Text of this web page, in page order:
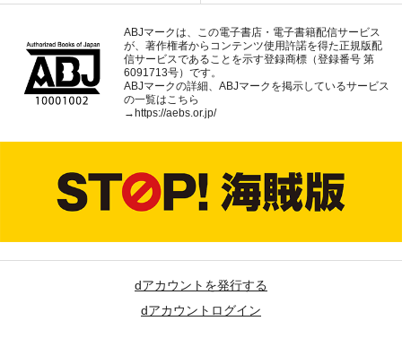
ABJマークは、この電子書店・電子書籍配信サービス
が、著作権者からコンテンツ使用許諾を得た正規版配
信サービスであることを示す登録商標（登録番号 第
6091713号）です。
ABJマークの詳細、ABJマークを掲示しているサービス
の一覧はこちら
→ https://aebs.or.jp/
dアカウントを発行する
dアカウントログイン